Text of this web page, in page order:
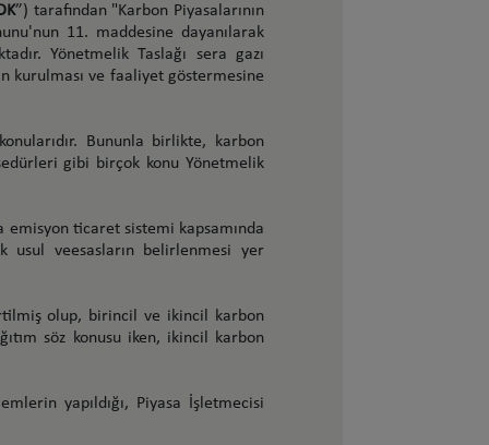
”) tarafından "Karbon Piyasalarının
11. maddesine dayanılarak
Yönetmelik Taslağı sera gazı
kurulması ve faaliyet göstermesine
Bununla birlikte, karbon
gibi birçok konu Yönetmelik
emisyon ticaret sistemi kapsamında
usul veesasların belirlenmesi yer
olup, birincil ve ikincil karbon
söz konusu iken, ikincil karbon
yapıldığı, Piyasa İşletmecisi